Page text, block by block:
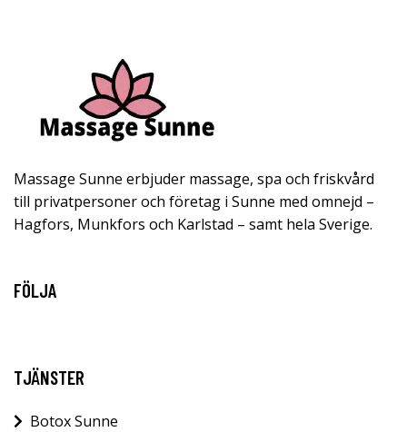
Massage Sunne erbjuder massage, spa och friskvård
till privatpersoner och företag i Sunne med omnejd –
Hagfors, Munkfors och Karlstad – samt hela Sverige.
FÖLJA
TJÄNSTER
Botox Sunne